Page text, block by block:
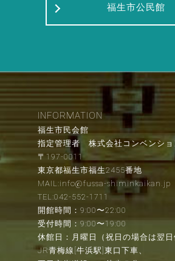
福生市公民館
INFORMATION
福生市民会館
指定管理者 株式会社コンベンショ
〒197-0011
東京都福生市福生2455番地
MAIL:info@fussa-shiminkaikan.jp
TEL:042-552-1711
開館時間：9:00〜22:00
受付時間：9:00〜19:00
休館日：月曜日（祝日の場合は翌日
JR青梅線[牛浜駅]東口下車、